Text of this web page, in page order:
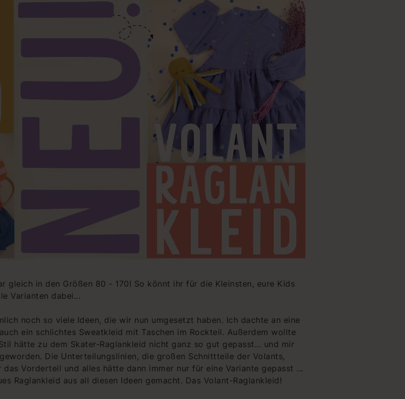
gleich in den Größen 80 - 170! So könnt ihr für die Kleinsten, eure Kids
Varianten dabei...
noch so viele Ideen, die wir nun umgesetzt haben. Ich dachte an eine
ein schlichtes Sweatkleid mit Taschen im Rockteil. Außerdem wollte
hätte zu dem Skater-Raglankleid nicht ganz so gut gepasst... und mir
Die Unterteilungslinien, die großen Schnittteile der Volants,
Vorderteil und alles hätte dann immer nur für eine Variante gepasst ...
Raglankleid aus all diesen Ideen gemacht. Das Volant-Raglankleid!